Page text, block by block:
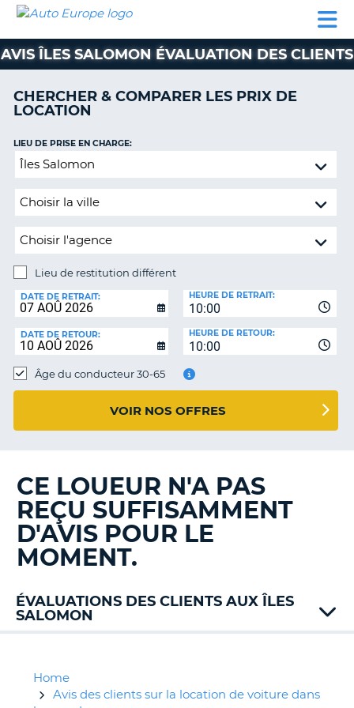
LOCATION
VOITURE
CAMPING-
CAR
CLIENT
AUTO
EUROPE
LOCATION
VOITURE
CAMPING-
CAR
PARTENAIRES
SUPPORT
CLIENT
COMPTE
MA
AVIS ÎLES SALOMON ÉVALUATION DES CLIENTS
CHERCHER & COMPARER LES PRIX DE
LOCATION
Lieu
restitution
LIEU DE PRISE EN CHARGE:
Lieu de restitution différent
DE
RESTITUTION:
DATE DE RETRAIT:
10:00
HEURE DE RETRAIT:
DATE DE RETOUR:
10:00
HEURE DE RETOUR:
Âge du conducteur 30-65
VOIR NOS OFFRES
CE LOUEUR N'A PAS
REÇU SUFFISAMMENT
D'AVIS POUR LE
MOMENT.
ÉVALUATIONS DES CLIENTS AUX ÎLES
SALOMON
Home
Avis des clients sur la location de voiture dans